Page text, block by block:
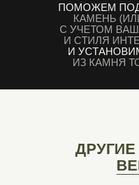
ПОМОЖЕМ
КАМЕНЬ
С УЧЕТОМ
И СТИЛЯ
И
ИЗ КАМНЯ